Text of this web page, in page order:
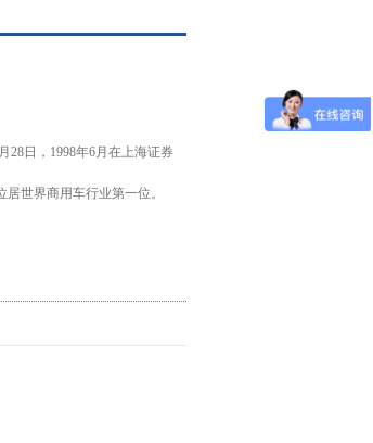
28日，1998年6月在上海证券
世界商用车行业第一位。